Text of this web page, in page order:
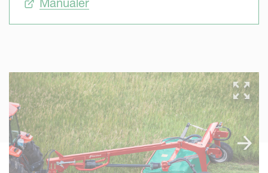
Manualer